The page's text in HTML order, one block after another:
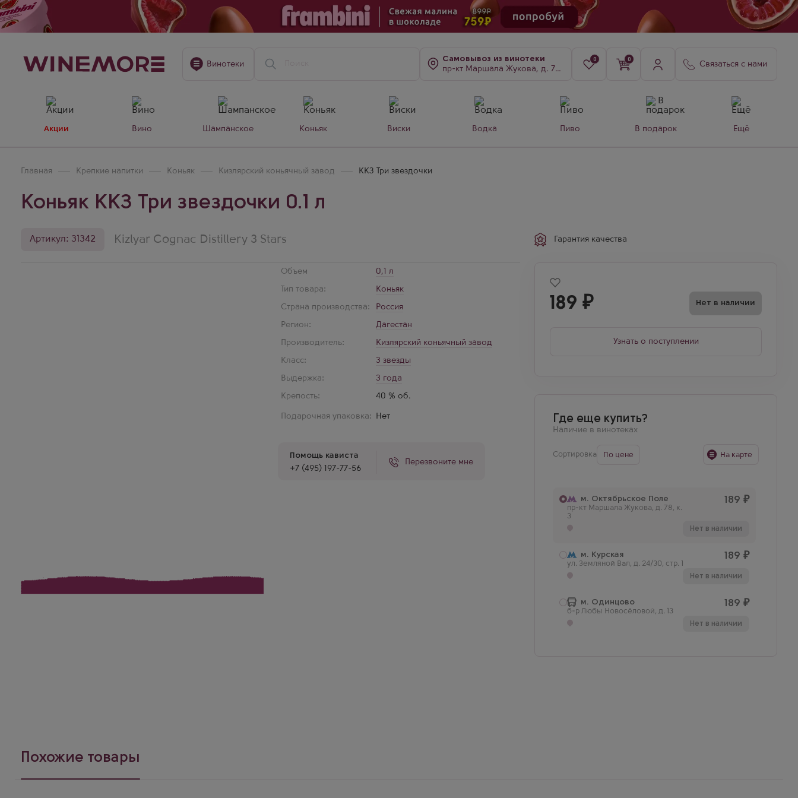
Винотеки
Самовывоз из винотеки
пр-кт Маршала Жукова, д. 78, к. 3
0 0
Связаться с нами
Акции Вино Шампанское Коньяк Виски Водка Пиво В подарок Ещё
Главная Крепкие напитки Коньяк Кизлярский коньячный завод ККЗ Три звездочки
Коньяк ККЗ Три звездочки 0.1 л
Артикул: 31342 Kizlyar Cognac Distillery 3 Stars Гарантия качества
Объем
0,1 л
Тип товара:
Коньяк
Страна производства:
Россия
Регион:
Дагестан
Производитель:
Кизлярский коньячный завод
Класс:
3 звезды
Выдержка:
3 года
Крепость:
40 % об.
Подарочная упаковка: Нет
Помощь кависта
+7 (495) 197-77-56
Перезвоните мне
189₽ Нет в наличии
Узнать о поступлении
Где еще купить?
Наличие в винотеках
Сортировка По цене На карте
м. Октябрьское Поле
пр-кт Маршала Жукова, д. 78, к.
3
189 ₽
Нет в наличии
м. Курская
ул. Земляной Вал, д. 24/30, стр. 1
189 ₽
Нет в наличии
м. Одинцово
б-р Любы Новосёловой, д. 13
189 ₽
Нет в наличии
Похожие товары